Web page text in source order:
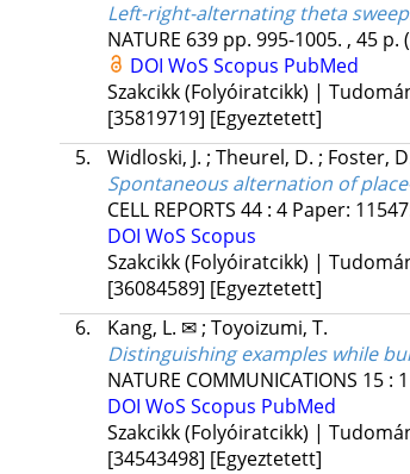
Left-right-alternating theta
NATURE 639 pp. 995-1005. , 45 p.
DOI WoS Scopus PubMed
Szakcikk (Folyóiratcikk) |
[35819719] [Egyeztetett]
5.
Widloski, J. ; Theurel, D. ; Foster,
Spontaneous alternation of
CELL REPORTS 44: 4 Paper:
DOI WoS Scopus
Szakcikk (Folyóiratcikk) |
[36084589] [Egyeztetett]
6.
Kang, L. ✉; Toyoizumi, T.
Distinguishing examples while
NATURE COMMUNICATIONS 15: 1
DOI WoS Scopus PubMed
Szakcikk (Folyóiratcikk) |
[34543498] [Egyeztetett]